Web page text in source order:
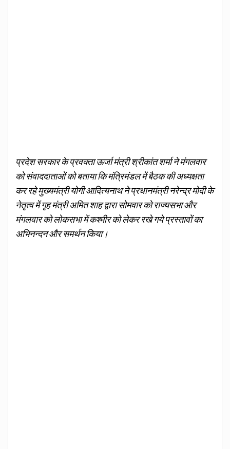
प्रदेश सरकार के प्रवक्ता ऊर्जा मंत्री श्रीकांत शर्मा ने मंगलवार
को संवाददाताओं को बताया कि मंत्रिमंडल में बैठक की अध्यक्षता
कर रहे मुख्यमंत्री योगी आदित्यनाथ ने प्रधानमंत्री नरेन्द्र मोदी के
नेतृत्व में गृह मंत्री अमित शाह द्वारा सोमवार को राज्यसभा और
मंगलवार को लोकसभा में कश्मीर को लेकर रखे गये प्रस्तावों का
अभिनन्दन और समर्थन किया।